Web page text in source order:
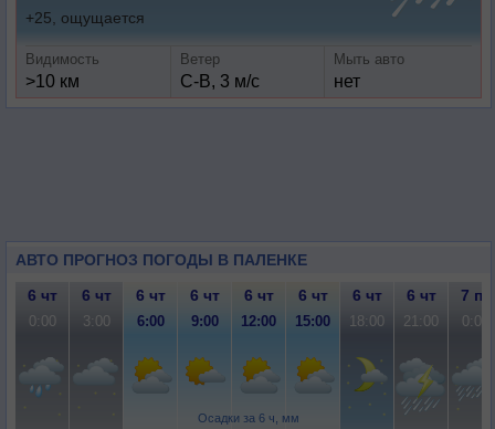
+25, ощущается
Видимость
>10 км
Ветер
С-В, 3 м/с
Мыть авто
нет
АВТО ПРОГНОЗ ПОГОДЫ В ПАЛЕНКЕ
Осадки за 6 ч, мм
6 чт 6 чт 6 чт 6 чт 6 чт 6 чт 6 чт 6 чт 7 пт
0:00 3:00 6:00 9:00 12:00 15:00 18:00 21:00 0:00